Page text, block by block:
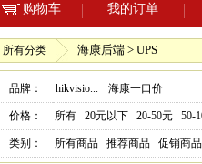
购物车 我的订单
所有分类 海康后端 > UPS
品牌： hikvisio... 海康一口价
价格： 所有 20元以下 20-50元 50-
类别： 所有商品 推荐商品 促销商品